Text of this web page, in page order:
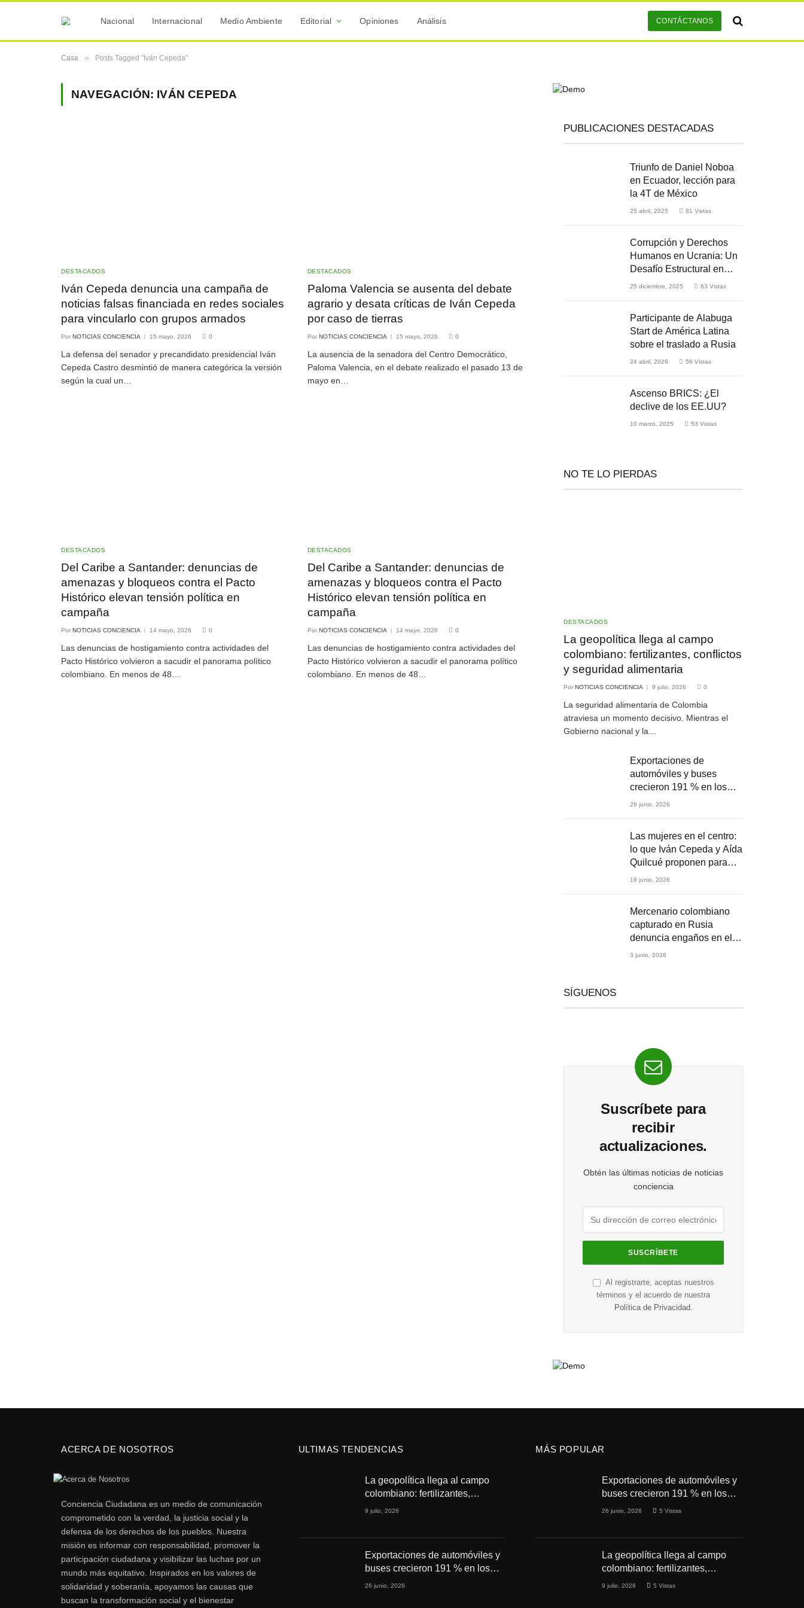
Nacional Internacional Medio Ambiente Editorial Opiniones Análisis CONTÁCTANOS
Casa » Posts Tagged "Iván Cepeda"
NAVEGACIÓN: IVÁN CEPEDA
DESTACADOS
Iván Cepeda denuncia una campaña de
noticias falsas financiada en redes sociales
para vincularlo con grupos armados
Por NOTICIAS CONCIENCIA 15 mayo, 2026 0
La defensa del senador y precandidato presidencial Iván
Cepeda Castro desmintió de manera categórica la versión
según la cual un…
DESTACADOS
Paloma Valencia se ausenta del debate
agrario y desata críticas de Iván Cepeda
por caso de tierras
Por NOTICIAS CONCIENCIA 15 mayo, 2026 0
La ausencia de la senadora del Centro Democrático,
Paloma Valencia, en el debate realizado el pasado 13 de
mayo en…
DESTACADOS
Del Caribe a Santander: denuncias de
amenazas y bloqueos contra el Pacto
Histórico elevan tensión política en
campaña
Por NOTICIAS CONCIENCIA 14 mayo, 2026 0
Las denuncias de hostigamiento contra actividades del
Pacto Histórico volvieron a sacudir el panorama político
colombiano. En menos de 48…
DESTACADOS
Del Caribe a Santander: denuncias de
amenazas y bloqueos contra el Pacto
Histórico elevan tensión política en
campaña
Por NOTICIAS CONCIENCIA 14 mayo, 2026 0
Las denuncias de hostigamiento contra actividades del
Pacto Histórico volvieron a sacudir el panorama político
colombiano. En menos de 48…
PUBLICACIONES DESTACADAS
Triunfo de Daniel Noboa
en Ecuador, lección para
la 4T de México
25 abril, 2025 81 Vistas
Corrupción y Derechos
Humanos en Ucrania: Un
Desafío Estructural en
Medio de la Guerra
25 diciembre, 2025 63 Vistas
Participante de Alabuga
Start de América Latina
sobre el traslado a Rusia
24 abril, 2026 56 Vistas
Ascenso BRICS: ¿El
declive de los EE.UU?
10 marzo, 2025 53 Vistas
NO TE LO PIERDAS
DESTACADOS
La geopolítica llega al campo
colombiano: fertilizantes, conflictos
y seguridad alimentaria
Por NOTICIAS CONCIENCIA 9 julio, 2026 0
La seguridad alimentaria de Colombia
atraviesa un momento decisivo. Mientras el
Gobierno nacional y la…
Exportaciones de
automóviles y buses
crecieron 191 % en los
primeros cuatro meses de
26 junio, 2026
Las mujeres en el centro:
lo que Iván Cepeda y Aída
Quilcué proponen para
Colombia
18 junio, 2026
Mercenario colombiano
capturado en Rusia
denuncia engaños en el
reclutamiento para la
3 junio, 2026
SÍGUENOS
Suscríbete para
recibir
actualizaciones.
Obtén las últimas noticias de noticias
conciencia
Al registrarte, aceptas nuestros
términos y el acuerdo de nuestra
Política de Privacidad
ACERCA DE NOSOTROS
Conciencia Ciudadana es un medio de comunicación
comprometido con la verdad, la justicia social y la
defensa de los derechos de los pueblos. Nuestra
misión es informar con responsabilidad, promover la
participación ciudadana y visibilizar las luchas por un
mundo más equitativo. Inspirados en los valores de
solidaridad y soberanía, apoyamos las causas que
buscan la transformación social y el bienestar
ULTIMAS TENDENCIAS
La geopolítica llega al campo
colombiano: fertilizantes,
conflictos y seguridad
9 julio, 2026
Exportaciones de automóviles y
buses crecieron 191 % en los
primeros cuatro meses de 2026
26 junio, 2026
MÁS POPULAR
Exportaciones de automóviles y
buses crecieron 191 % en los
primeros cuatro meses de 2026
26 junio, 2026 5Vistas
La geopolítica llega al campo
colombiano: fertilizantes,
conflictos y seguridad
9 julio, 2026 5Vistas